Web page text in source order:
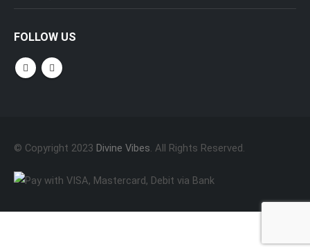
FOLLOW US
© Copyright 2023 Divine Vibes. All Rights Reserved.